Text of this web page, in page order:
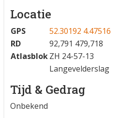
Locatie
GPS
52.30192 4.47516
RD
92,791 479,718
AtlasblokZH 24-57-13
Langevelderslag
Tijd & Gedrag
Onbekend